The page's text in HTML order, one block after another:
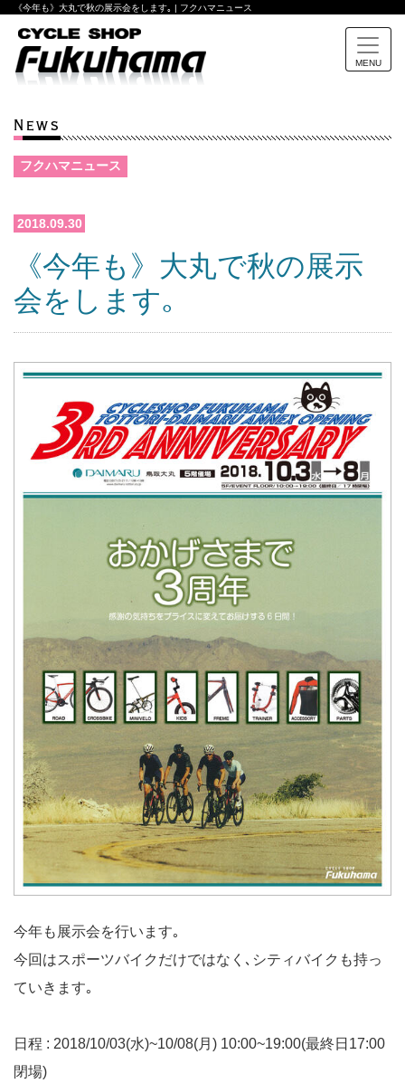
《今年も》大丸で秋の展示会をします｡ | フクハマニュース
MENU
News
フクハマニュース
2018.09.30
《今年も》大丸で秋の展示
会をします｡
今年も展示会を行います｡
今回はスポーツバイクだけではなく､シティバイクも持っ
ていきます｡
日程 : 2018/10/03(水)~10/08(月) 10:00~19:00(最終日17:00
閉場)